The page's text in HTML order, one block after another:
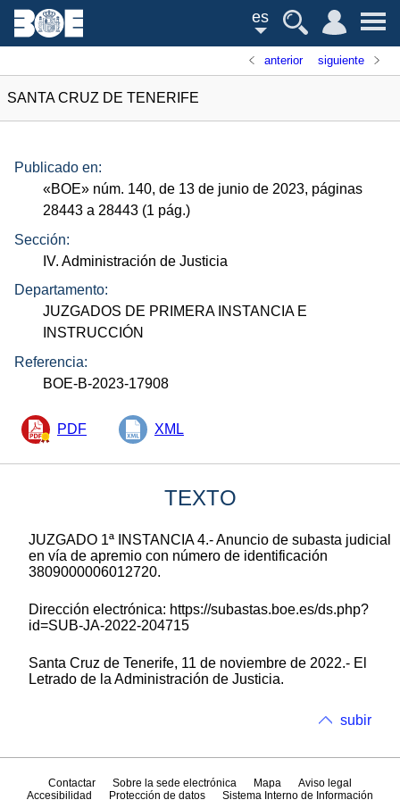
es
anterior siguiente
SANTA CRUZ DE TENERIFE
Publicado en:
«BOE» núm. 140, de 13 de junio de 2023, páginas
28443 a 28443 (1 pág.)
Sección:
IV. Administración de Justicia
Departamento:
JUZGADOS DE PRIMERA INSTANCIA E
INSTRUCCIÓN
Referencia:
BOE-B-2023-17908
PDF XML
TEXTO
JUZGADO 1ª INSTANCIA 4.- Anuncio de subasta judicial
en vía de apremio con número de identificación
3809000006012720.
Dirección electrónica: https://subastas.boe.es/ds.php?
id=SUB-JA-2022-204715
Santa Cruz de Tenerife, 11 de noviembre de 2022.- El
Letrado de la Administración de Justicia.
subir
Contactar Sobre la sede electrónica Mapa
Aviso legal
Accesibilidad
Protección de datos Sistema Interno de Información